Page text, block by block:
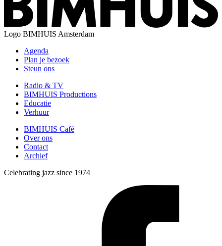
Logo BIMHUIS Amsterdam
Agenda
Plan je bezoek
Steun ons
Radio & TV
BIMHUIS Productions
Educatie
Verhuur
BIMHUIS Café
Over ons
Contact
Archief
Celebrating jazz since 1974